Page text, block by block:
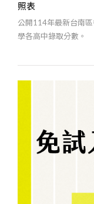
照表
公開114年最新台南
學各高中錄取分數。